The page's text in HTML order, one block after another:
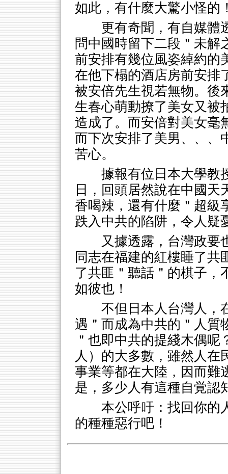
如此，有什麼大驚小怪的
更有奇聞，有自媒體
問中國時留下二段＂未解
前安排有幾位風姿綽約的
在他下榻的酒店房前安排
被安倍先生視若無物。後
生春心萌動撩了美女又被
造成了。而安倍對美女毫
而下次安排了美男、、、
苦心。
據報有位日本大學教
日，回頭居然說在中國
香喝辣，還有什麼＂超級
跌入中共的陷阱，令人疑
又據透露，台灣政要
同志在福建的紅樓睡了共
了共匪＂聽話＂的棋子，
如彼也！
不但日本人台灣人，
遇＂而成為中共的＂人質
＂也即中共的提綫木偶
人）的大多數，雖然人在
事業等都在大陸，因而難
是，多少人有這種自覚認
本公呼吁：找回你的
的種種惡行吧！